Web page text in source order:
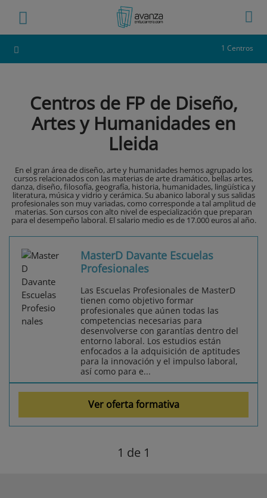
1 Centros
Centros de FP de Diseño,
Artes y Humanidades en
Lleida
En el gran área de diseño, arte y humanidades hemos agrupado los
cursos relacionados con las materias de arte dramático, bellas artes,
danza, diseño, filosofía, geografía, historia, humanidades, lingüística y
literatura, música y vidrio y cerámica. Su abanico laboral y sus salidas
profesionales son muy variadas, como corresponde a tal amplitud de
materias. Son cursos con alto nivel de especialización que preparan
para el desempeño laboral. El salario medio es de 17.000 euros al año.
MasterD Davante Escuelas
Profesionales
Las Escuelas Profesionales de MasterD
tienen como objetivo formar
profesionales que aúnen todas las
competencias necesarias para
desenvolverse con garantías dentro del
entorno laboral. Los estudios están
enfocados a la adquisición de aptitudes
para la innovación y el impulso laboral,
así como para e...
Ver oferta formativa
1 de 1